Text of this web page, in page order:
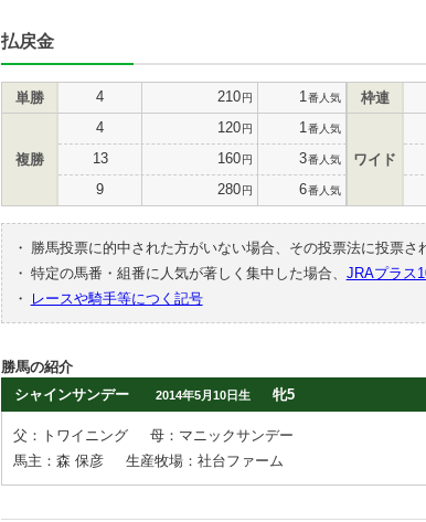
払戻金
単勝 4 210円 1 番人気
複勝
4 120円 1 番人気
13 160円 3番人気
9 280円 6番人気
枠連
ワイド
・ 勝馬投票に的中された方がいない場合、その投票法に投票さ
・ 特定の馬番・組番に人気が著しく集中した場合、 JRAプラス
・
レースや騎手等につく記号
勝馬の紹介
シャインサンデー
2014年5月10日生 牝5
父：トワイニング
母：マニックサンデー
馬主：森 保彦
生産牧場：社台ファーム